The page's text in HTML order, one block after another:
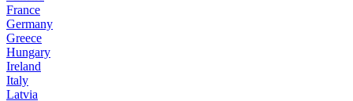
France
Germany
Greece
Hungary
Ireland
Italy
Latvia